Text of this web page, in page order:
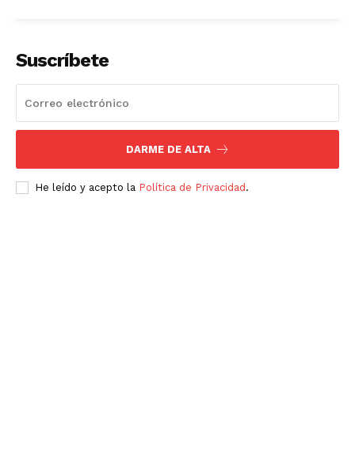
Suscríbete
DARME DE ALTA
He leído y acepto la Política de Privacidad .